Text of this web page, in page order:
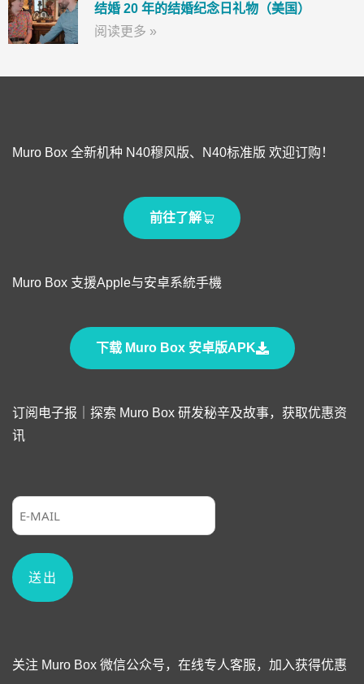
结婚 20 年的结婚纪念日礼物（美国）
阅读更多 »
Muro Box 全新机种 N40穆风版、N40标准版 欢迎订购！
前往了解
Muro Box 支援Apple与安卓系統手機
下载 Muro Box 安卓版APK
订阅电子报｜探索 Muro Box 研发秘辛及故事，获取优惠资
讯
关注 Muro Box 微信公众号，在线专人客服，加入获得优惠